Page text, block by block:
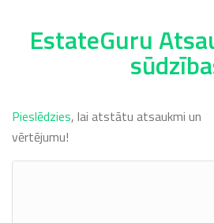
EstateGuru
Pieslēdzies, lai atstātu atsaukmi un
vērtējumu!